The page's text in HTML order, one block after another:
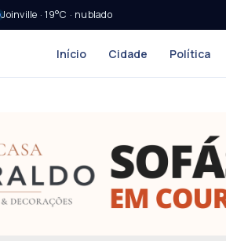
Joinville · 19°C · nublado
Início Cidade Política